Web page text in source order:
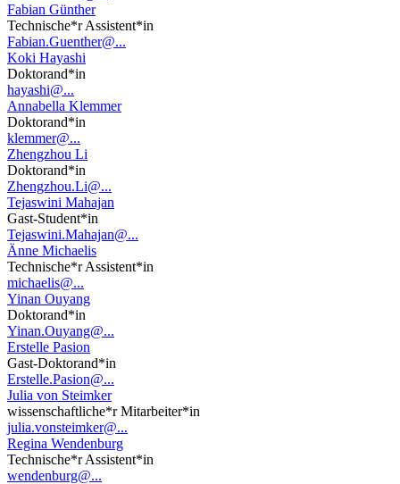
Fabian Günther
Technische*r Assistent*in
Fabian.Guenther@...
Koki Hayashi
Doktorand*in
hayashi@...
Annabella Klemmer
Doktorand*in
klemmer@...
Zhengzhou Li
Doktorand*in
Zhengzhou.Li@...
Tejaswini Mahajan
Gast-Student*in
Tejaswini.Mahajan@...
Änne Michaelis
Technische*r Assistent*in
michaelis@...
Yinan Ouyang
Doktorand*in
Yinan.Ouyang@...
Erstelle Pasion
Gast-Doktorand*in
Erstelle.Pasion@...
Julia von Steimker
wissenschaftliche*r Mitarbeiter*in
julia.vonsteimker@...
Regina Wendenburg
Technische*r Assistent*in
wendenburg@...